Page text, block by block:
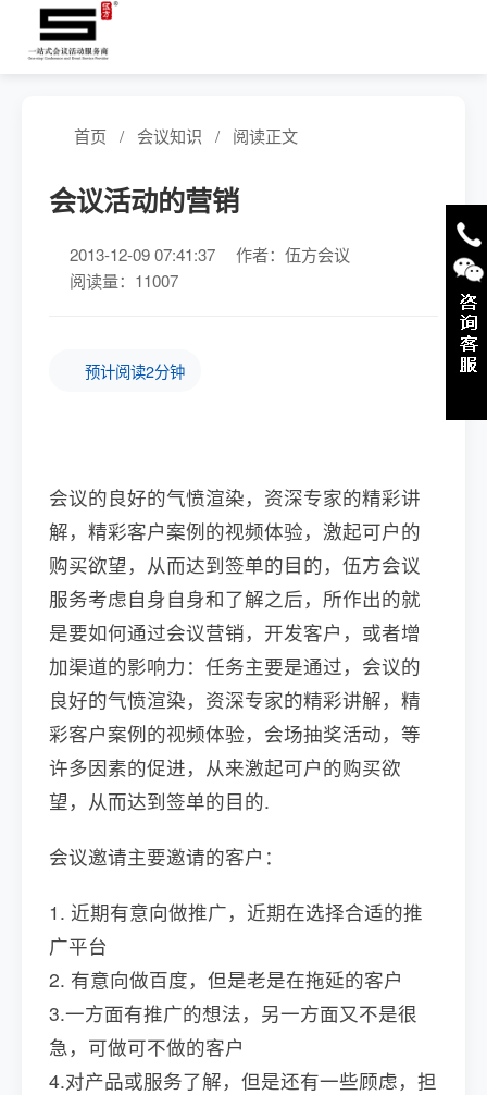
首页 / 会议知识 / 阅读正文
会议活动的营销
2013-12-09 07:41:37
作者：伍方会议
阅读量：11007
预计阅读2分钟
会议的良好的气愤渲染，资深专家的精彩讲
解，精彩客户案例的视频体验，激起可户的
购买欲望，从而达到签单的目的，伍方会议
服务考虑自身自身和了解之后，所作出的就
是要如何通过会议营销，开发客户，或者增
加渠道的影响力：任务主要是通过，会议的
良好的气愤渲染，资深专家的精彩讲解，精
彩客户案例的视频体验，会场抽奖活动，等
许多因素的促进，从来激起可户的购买欲
望，从而达到签单的目的.
会议邀请主要邀请的客户：
1. 近期有意向做推广，近期在选择合适的推
广平台
2. 有意向做百度，但是老是在拖延的客户
3.一方面有推广的想法，另一方面又不是很
急，可做可不做的客户
4.对产品或服务了解，但是还有一些顾虑，担